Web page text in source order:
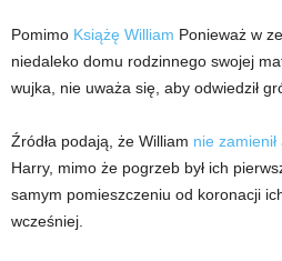
Pomimo Książę William Ponieważ w
niedaleko domu rodzinnego swojej
wujka, nie uważa się, aby odwiedził
Źródła podają, że William nie
Harry, mimo że pogrzeb był ich
samym pomieszczeniu od koronacji
wcześniej.